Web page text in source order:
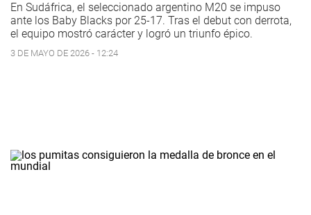
En Sudáfrica, el seleccionado argentino M20 se impuso
ante los Baby Blacks por 25-17. Tras el debut con derrota,
el equipo mostró carácter y logró un triunfo épico.
3 DE MAYO DE 2026 - 12:24